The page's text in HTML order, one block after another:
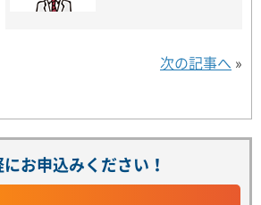
次の記事へ »
お申込みください！